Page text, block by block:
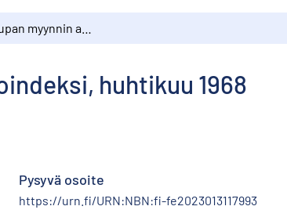
huhtikuu 1968
Pysyvä osoite
https://urn.fi/URN:NBN:fi-fe2023013117993